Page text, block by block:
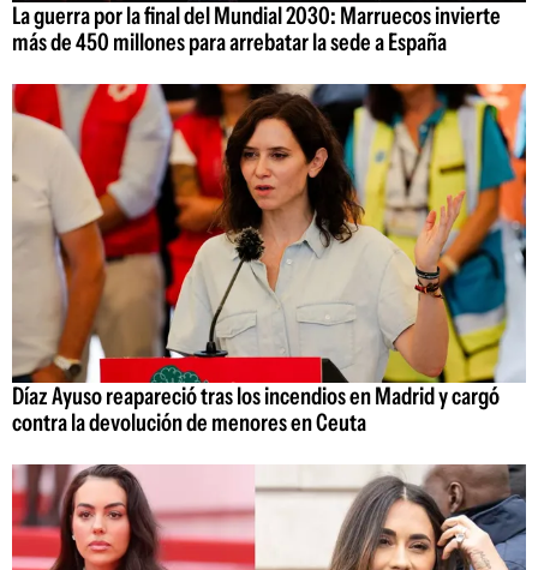
La guerra por la final del Mundial 2030: Marruecos invierte
más de 450 millones para arrebatar la sede a España
Díaz Ayuso reapareció tras los incendios en Madrid y cargó
contra la devolución de menores en Ceuta